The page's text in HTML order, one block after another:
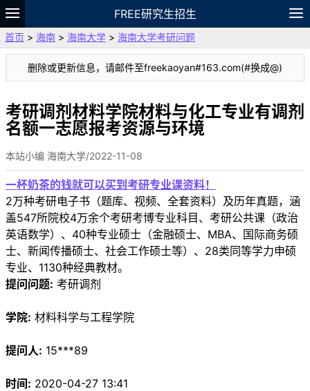
FREE研究生招生
题库
故事 专题 APP 笔记
VIP
资料
首页 > 海南 > 海南大学 > 海南大学考研问题
删除或更新信息，请邮件至freekaoyan#163.com(#换成@)
考研调剂材料学院材料与化工专业有调剂
名额一志愿报考资源与环境
本站小编 海南大学/2022-11-08
一杯奶茶的钱就可以买到考研专业课资料！
2万种考研电子书（题库、视频、全套资料）及历年真题，涵
盖547所院校4万余个考研考博专业科目、考研公共课（政治
英语数学）、40种专业硕士（金融硕士、MBA、国际商务硕
士、新闻传播硕士、社会工作硕士等）、28类同等学力申硕
专业、1130种经典教材。
提问问题: 考研调剂
学院: 材料科学与工程学院
提问人: 15***89
时间: 2020-04-27 13:41